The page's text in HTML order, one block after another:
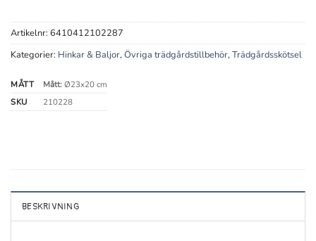
Artikelnr: 6410412102287
Kategorier: Hinkar & Baljor,Övriga trädgårdstillbehör,Trädgårdsskötsel
MÅTT Mått:Ø23x20 cm
SKU
210228
BESKRIVNING